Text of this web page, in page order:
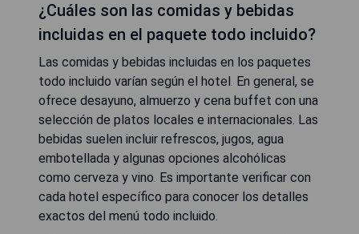
¿Cuáles son las comidas y bebidas
incluidas en el paquete todo incluido?
Las comidas y bebidas incluidas en los paquetes
todo incluido varían según el hotel. En general, se
ofrece desayuno, almuerzo y cena buffet con una
selección de platos locales e internacionales. Las
bebidas suelen incluir refrescos, jugos, agua
embotellada y algunas opciones alcohólicas
como cerveza y vino. Es importante verificar con
cada hotel específico para conocer los detalles
exactos del menú todo incluido.